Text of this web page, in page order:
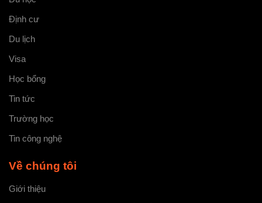
Định cư
Du lịch
Visa
Học bổng
Tin tức
Trường học
Tin công nghệ
Về chúng tôi
Giới thiệu